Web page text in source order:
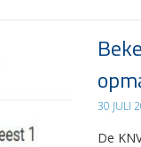
30 JULI
De